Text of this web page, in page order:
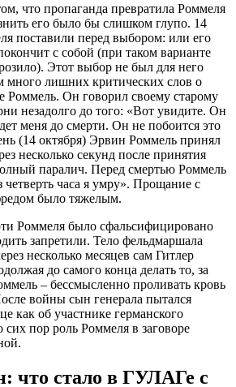
что пропаганда превратила Роммеля
его было бы слишком глупо. 14
поставили перед выбором: или его
с собой (при таком варианте
Этот выбор не был для него
лишних критических слов о
Роммель. Он говорил своему старому
незадолго до того: «Вот увидите. Он
меня до смерти. Он не побоится это
(14 октября) Эрвин Роммель принял
несколько секунд после принятия
паралич. Перед смертью Роммель
часа я умру». Прощание с
было тяжелым.
Роммеля было сфальсифицировано
запретили. Тело фельдмаршала
несколько месяцев сам Гитлер
до самого конца делать то, за
– бессмысленно проливать кровь
войны сын генерала пытался
как об участнике германского
пор роль Роммеля в заговоре
что стало в ГУЛАГе с